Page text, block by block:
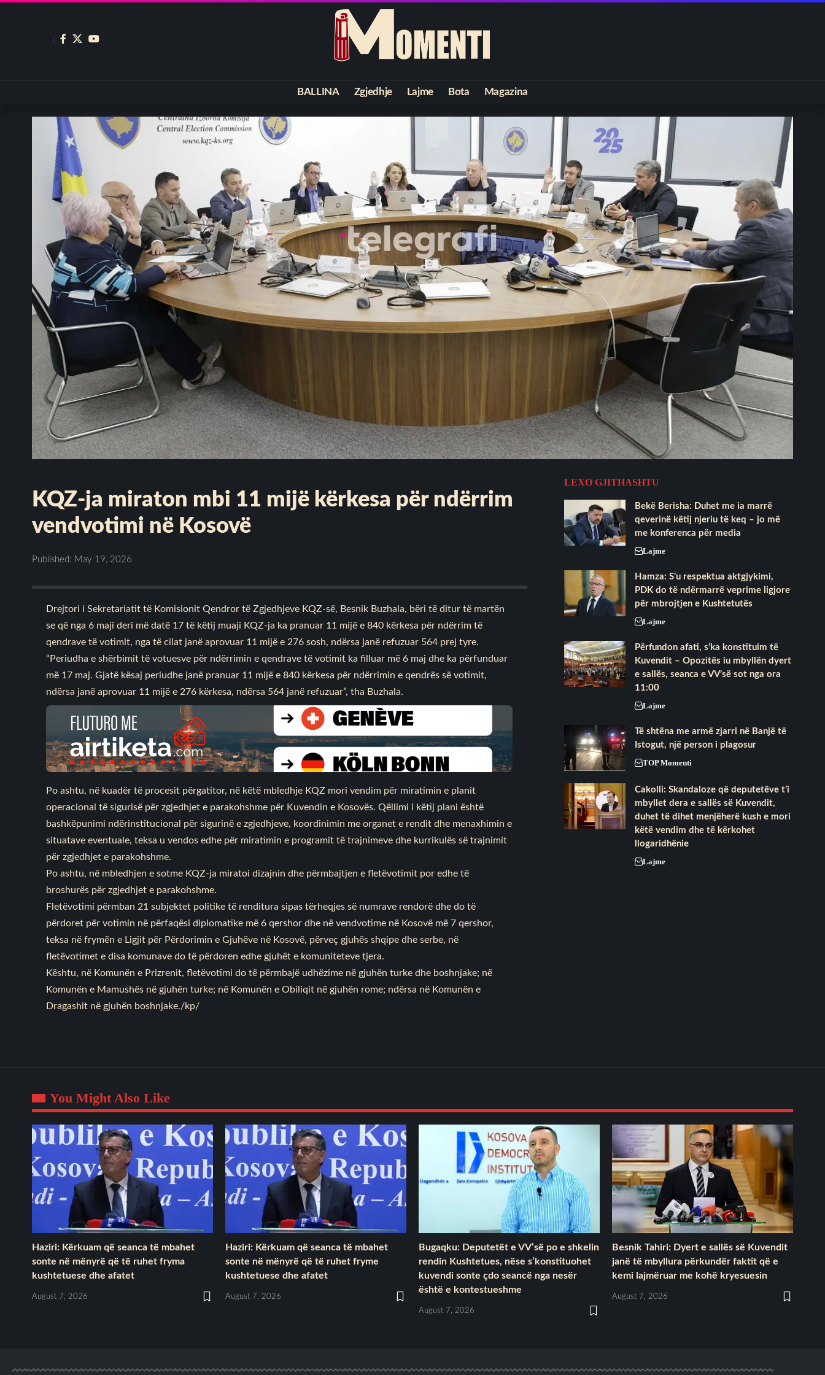
BALLINA Zgjedhje Lajme Bota Magazina
​KQZ-ja miraton mbi 11 mijë kërkesa për ndërrim
vendvotimi në Kosovë
Published: May 19, 2026
Drejtori i Sekretariatit të Komisionit Qendror të Zgjedhjeve KQZ-së, Besnik Buzhala, bëri të ditur të martën
se që nga 6 maji deri më datë 17 të këtij muaji KQZ-ja ka pranuar 11 mijë e 840 kërkesa për ndërrim të
qendrave të votimit, nga të cilat janë aprovuar 11 mijë e 276 sosh, ndërsa janë refuzuar 564 prej tyre.
“Periudha e shërbimit të votuesve për ndërrimin e qendrave të votimit ka filluar më 6 maj dhe ka përfunduar
më 17 maj. Gjatë kësaj periudhe janë pranuar 11 mijë e 840 kërkesa për ndërrimin e qendrës së votimit,
ndërsa janë aprovuar 11 mijë e 276 kërkesa, ndërsa 564 janë refuzuar”, tha Buzhala.
Po ashtu, në kuadër të procesit përgatitor, në këtë mbledhje KQZ mori vendim për miratimin e planit
operacional të sigurisë për zgjedhjet e parakohshme për Kuvendin e Kosovës. Qëllimi i këtij plani është
bashkëpunimi ndërinstitucional për sigurinë e zgjedhjeve, koordinimin me organet e rendit dhe menaxhimin e
situatave eventuale, teksa u vendos edhe për miratimin e programit të trajnimeve dhe kurrikulës së trajnimit
për zgjedhjet e parakohshme.
Po ashtu, në mbledhjen e sotme KQZ-ja miratoi dizajnin dhe përmbajtjen e fletëvotimit por edhe të
broshurës për zgjedhjet e parakohshme.
Fletëvotimi përmban 21 subjektet politike të renditura sipas tërheqjes së numrave rendorë dhe do të
përdoret për votimin në përfaqësi diplomatike më 6 qershor dhe në vendvotime në Kosovë më 7 qershor,
teksa në frymën e Ligjit për Përdorimin e Gjuhëve në Kosovë, përveç gjuhës shqipe dhe serbe, në
fletëvotimet e disa komunave do të përdoren edhe gjuhët e komuniteteve tjera.
Kështu, në Komunën e Prizrenit, fletëvotimi do të përmbajë udhëzime në gjuhën turke dhe boshnjake; në
Komunën e Mamushës në gjuhën turke; në Komunën e Obiliqit në gjuhën rome; ndërsa në Komunën e
Dragashit në gjuhën boshnjake./kp/
LEXO GJITHASHTU
Bekë Berisha: Duhet me ia marrë
qeverinë këtij njeriu të keq – jo më
me konferenca për media
Lajme
Hamza: S’u respektua aktgjykimi,
PDK do të ndërmarrë veprime ligjore
për mbrojtjen e Kushtetutës
Lajme
Përfundon afati, s’ka konstituim të
Kuvendit – Opozitës iu mbyllën dyert
e sallës, seanca e VV’së sot nga ora
11:00
Lajme
Të shtëna me armë zjarri në Banjë të
Istogut, një person i plagosur
TOP Momenti
Cakolli: Skandaloze që deputetëve t’i
mbyllet dera e sallës së Kuvendit,
duhet të dihet menjëherë kush e mori
këtë vendim dhe të kërkohet
llogaridhënie
Lajme
You Might Also Like
Haziri: Kërkuam që seanca të mbahet
sonte në mënyrë që të ruhet fryma
kushtetuese dhe afatet
August 7, 2026
Haziri: Kërkuam që seanca të mbahet
sonte në mënyrë që të ruhet fryme
kushtetuese dhe afatet
August 7, 2026
Bugaqku: Deputetët e VV’së po e shkelin
rendin Kushtetues, nëse s’konstituohet
kuvendi sonte çdo seancë nga nesër
është e kontestueshme
August 7, 2026
Besnik Tahiri: Dyert e sallës së Kuvendit
janë të mbyllura përkundër faktit që e
kemi lajmëruar me kohë kryesuesin
August 7, 2026